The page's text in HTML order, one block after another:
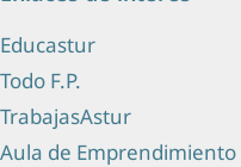
Educastur
Todo F.P.
TrabajasAstur
Aula de Emprendimiento